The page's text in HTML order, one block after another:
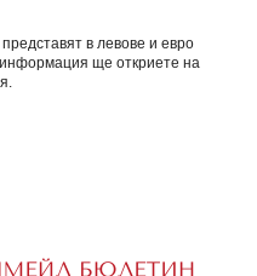
в левове и евро
ще откриете на